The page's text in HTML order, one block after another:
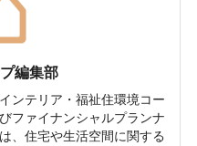
編集部
ンテリア・福祉住環境コー
ファイナンシャルプランナ
、住宅や生活空間に関する